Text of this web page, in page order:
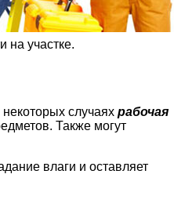
на участке.
случаях рабочая
Также могут
влаги и оставляет